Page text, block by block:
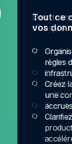
Tout ce
vos
règles
Créez
une